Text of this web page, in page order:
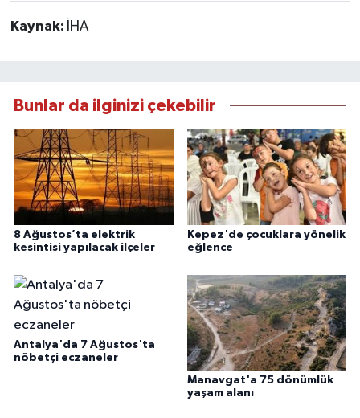
Kaynak: İHA
Bunlar da ilginizi çekebilir
8 Ağustos’ta elektrik
kesintisi yapılacak ilçeler
Kepez'de çocuklara yönelik
eğlence
Antalya'da 7 Ağustos'ta
nöbetçi eczaneler
Manavgat'a 75 dönümlük
yaşam alanı